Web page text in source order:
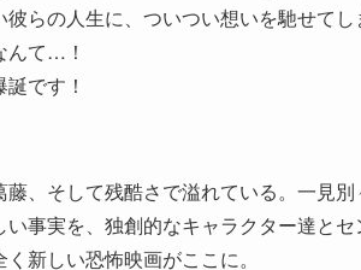
らの人生に、ついつい想いを馳せて
んて…！
です！
、そして残酷さで溢れている。一見
事実を、独創的なキャラクター達と
新しい恐怖映画がここに。